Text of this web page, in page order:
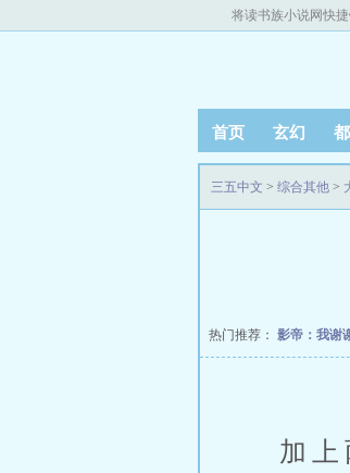
将读书族小说网快
首页 玄幻
三五中文 > 综合其他 >
热门推荐： 影帝：我谢
沈
加